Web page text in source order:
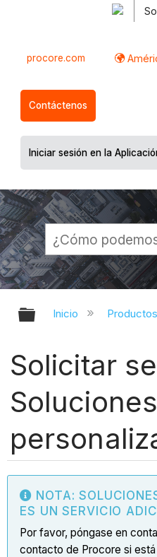
procore.com
Contáctenos
Iniciar sesión en la
Expandir/
Inicio Productos
Solicitar
Soluciones
NOTA:
ES UN SERVICIO
Por favor, póngase en
contacto de Procore si